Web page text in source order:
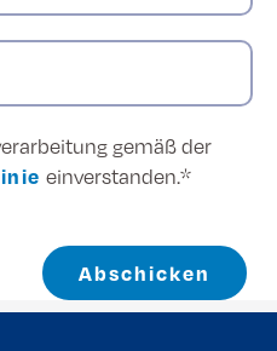
gemäß der
einverstanden.*
Abschicken